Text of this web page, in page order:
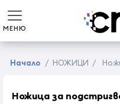
МЕНЮ
Начало / НОЖИЦИ /
Ножица за